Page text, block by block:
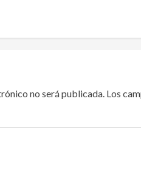
no será publicada. Los